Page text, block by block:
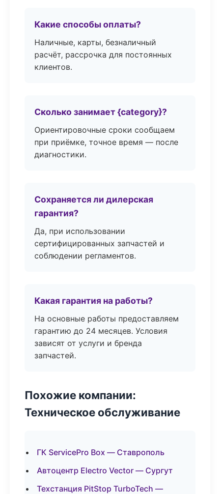
Какие способы оплаты?
Наличные, карты, безналичный
расчёт, рассрочка для постоянных
клиентов.
Сколько занимает {category}?
Ориентировочные сроки сообщаем
при приёмке, точное время — после
диагностики.
Сохраняется ли дилерская
гарантия?
Да, при использовании
сертифицированных запчастей и
соблюдении регламентов.
Какая гарантия на работы?
На основные работы предоставляем
гарантию до 24 месяцев. Условия
зависят от услуги и бренда
запчастей.
Похожие компании:
Техническое обслуживание
ГК ServicePro Box — Ставрополь
Автоцентр Electro Vector — Сургут
Техстанция PitStop TurboTech —